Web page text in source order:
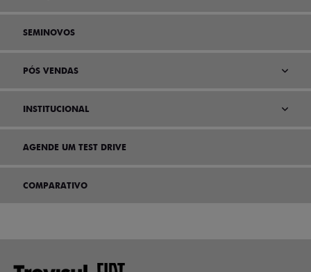
SEMINOVOS
PÓS VENDAS
INSTITUCIONAL
AGENDE UM TEST DRIVE
COMPARATIVO